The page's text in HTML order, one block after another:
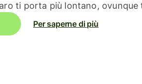
ti porta più lontano, ovunque
Per saperne di più